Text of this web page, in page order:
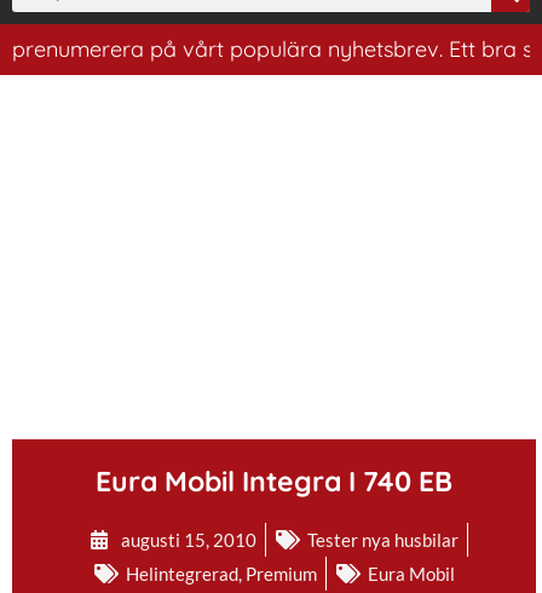
på vårt populära nyhetsbrev. Ett bra sätt att
Eura Mobil Integra I 740 EB
augusti 15, 2010
Tester nya husbilar
Helintegrerad, Premium Eura Mobil